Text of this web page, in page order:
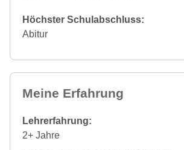
Höchster Schulabschluss:
Abitur
Meine Erfahrung
Lehrerfahrung:
2+ Jahre